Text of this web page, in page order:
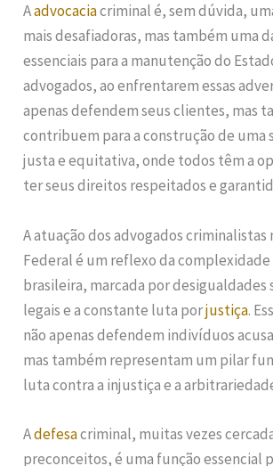
Aadvocaciacriminal é, sem dúvida,
mais desafiadoras, mas também uma
essenciais para a manutenção do
advogados, ao enfrentarem essas
apenas defendem seus clientes, mas
contribuem para a construção de uma
justa e equitativa, onde todos têm a
ter seus direitos respeitados e
A atuação dos advogados
Federal é um reflexo da complexidade
brasileira, marcada por desigualdades
legais e a constante luta porjustiça.
não apenas defendem indivíduos
mas também representam um pilar
luta contra a injustiça e a
Adefesacriminal, muitas vezes
preconceitos, é uma função essencial